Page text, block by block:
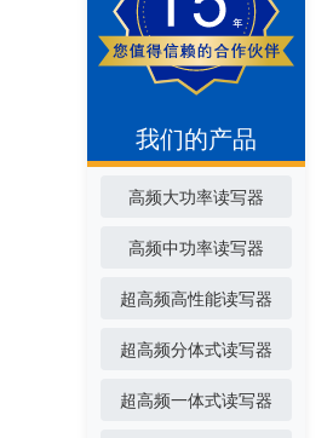
我们的产品
高频大功率读写器
高频中功率读写器
超高频高性能读写器
超高频分体式读写器
超高频一体式读写器